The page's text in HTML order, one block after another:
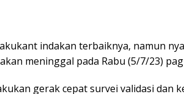
indakan terbaiknya, namun
meninggal pada Rabu (5/7/23)
gerak cepat survei validasi dan